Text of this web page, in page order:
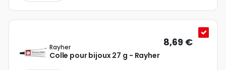
Rayher
Colle pour bijoux 27 g - Rayher
8,69 €